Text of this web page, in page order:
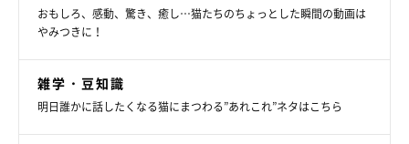
おもしろ、感動、驚き、癒し…猫たちのちょっとした瞬間の動画は
やみつきに！
雑学・豆知識
明日誰かに話したくなる猫にまつわる”あれこれ”ネタはこちら